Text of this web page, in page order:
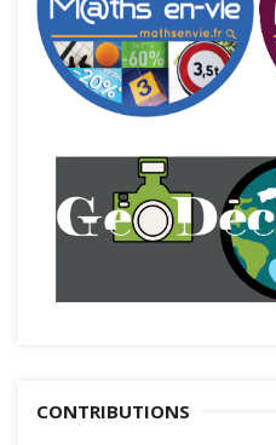
CONTRIBUTIONS